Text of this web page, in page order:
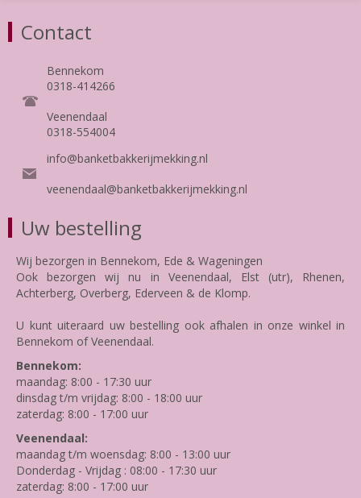
Contact
Bennekom
0318-414266
Veenendaal
0318-554004
info@banketbakkerijmekking.nl
veenendaal@banketbakkerijmekking.nl
Uw bestelling
Wij bezorgen in Bennekom, Ede & Wageningen
Ook bezorgen wij nu in Veenendaal, Elst (utr), Rhenen,
Achterberg, Overberg, Ederveen & de Klomp.
U kunt uiteraard uw bestelling ook afhalen in onze winkel in
Bennekom of Veenendaal.
Bennekom:
maandag: 8:00 - 17:30 uur
dinsdag t/m vrijdag: 8:00 - 18:00 uur
zaterdag: 8:00 - 17:00 uur
Veenendaal:
maandag t/m woensdag: 8:00 - 13:00 uur
Donderdag - Vrijdag : 08:00 - 17:30 uur
zaterdag: 8:00 - 17:00 uur